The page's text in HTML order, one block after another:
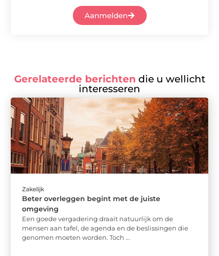
Aanmelden
Gerelateerde berichten die u wellicht
interesseren
Zakelijk
Beter overleggen begint met de juiste
omgeving
Een goede vergadering draait natuurlijk om de
mensen aan tafel, de agenda en de beslissingen die
genomen moeten worden. Toch ...